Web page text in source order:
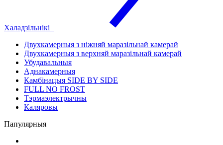
Халадзільнікі
Двухкамерныя з ніжняй маразільнай камерай
Двухкамерныя з верхняй маразільнай камерай
Убудавальныя
Аднакамерныя
Камбінацыя SIDE BY SIDE
FULL NO FROST
Тэрмаэлектрычны
Каляровы
Папулярныя